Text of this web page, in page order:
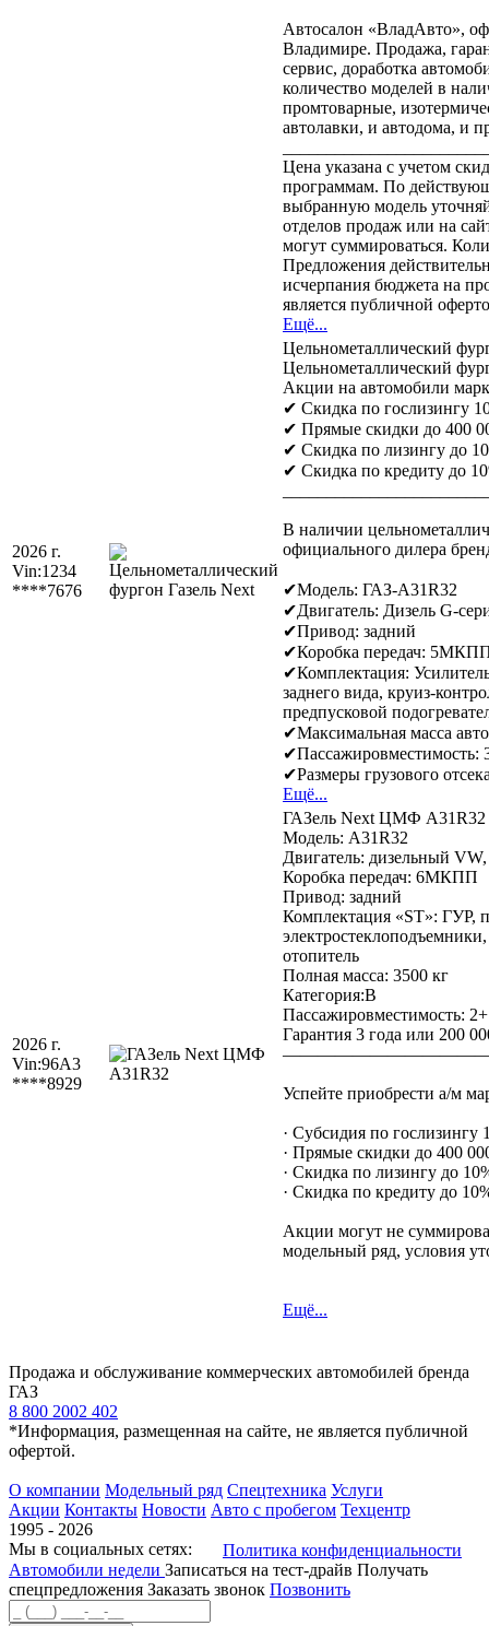
Автосалон «ВладАвто»,
Владимире. Продажа,
сервис, доработка
количество моделей в
промтоварные,
автолавки, и автодома, и
Цена указана с учетом
программам. По
выбранную модель
отделов продаж или на
могут суммироваться.
Предложения
исчерпания бюджета на
является публичной
Ещё...
2026 г.
Vin:1234
****7676
Цельнометаллический
Цельнометаллический
Акции на автомобили
✔ Скидка по гослизингу
✔ Прямые скидки до 400
✔ Скидка по лизингу до
✔ Скидка по кредиту до
В наличии
официального дилера
✔Модель: ГАЗ-А31R32
✔Двигатель: Дизель G-
✔Привод: задний
✔Коробка передач:
✔Комплектация:
заднего вида, круиз-
предпусковой
✔Максимальная масса
✔Пассажировместимость:
✔Размеры грузового
Ещё...
2026 г.
Vin:96A3
****8929
ГАЗель Next ЦМФ A31R32
Модель: A31R32
Двигатель: дизельный
Коробка передач: 6МКПП
Привод: задний
Комплектация «ST»: ГУР,
отопитель
Полная масса: 3500 кг
Категория:B
Пассажировместимость:
Гарантия 3 года или 200
Успейте приобрести а/м
· Субсидия по гослизингу
· Прямые скидки до 400
· Скидка по лизингу до
· Скидка по кредиту до
Акции могут не
модельный ряд, условия
Ещё...
Продажа и обслуживание коммерческих автомобилей бренда
ГАЗ
8 800 2002 402
*Информация, размещенная на сайте, не является публичной
офертой.
О компании Модельный ряд Спецтехника Услуги
Акции Контакты Новости Авто с пробегом Техцентр
1995 - 2026
Мы в социальных сетях:
Политика конфиденциальности
Автомобили недели Записаться на тест-драйв Получать
спецпредложения Заказать звонок Позвонить